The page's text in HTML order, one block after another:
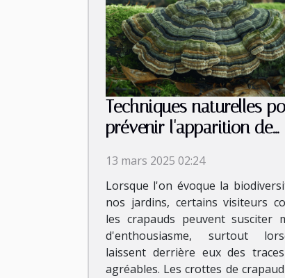
Techniques naturelles
prévenir l'apparition de
13 mars 2025 02:24
Lorsque l'on évoque la
nos jardins, certains visiteurs
les crapauds peuvent susciter
d'enthousiasme, surtout
laissent derrière eux des
agréables. Les crottes de